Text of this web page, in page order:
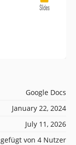
Google Docs
January 22, 2024
July 11, 2026
von 4 Nutzer